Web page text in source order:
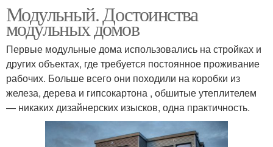
Модульный. Достоинства
модульных домов
Первые модульные дома использовались на стройках и
других объектах, где требуется постоянное проживание
рабочих. Больше всего они походили на коробки из
железа, дерева и гипсокартона , обшитые утеплителем
— никаких дизайнерских изысков, одна практичность.